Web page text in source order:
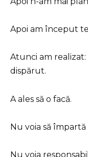
Apoi am început
Atunci am
dispărut.
A ales să o facă.
Nu voia să împartă
Nu voia